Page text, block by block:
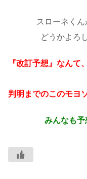
スローネくん
どうかよろ
『改訂予想』なんて
判明までのこのモヨ
みんなも予